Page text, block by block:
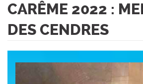
CARÊME 2022 :
DES CENDRES